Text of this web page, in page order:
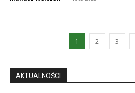
1 2 3
AKTUALNOŚCI